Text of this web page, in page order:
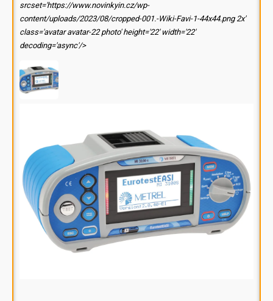
srcset='https://www.novinkyin.cz/wp-
content/uploads/2023/08/cropped-001.-Wiki-Favi-1-44x44.png 2x'
class='avatar avatar-22 photo' height='22' width='22'
decoding='async'/>